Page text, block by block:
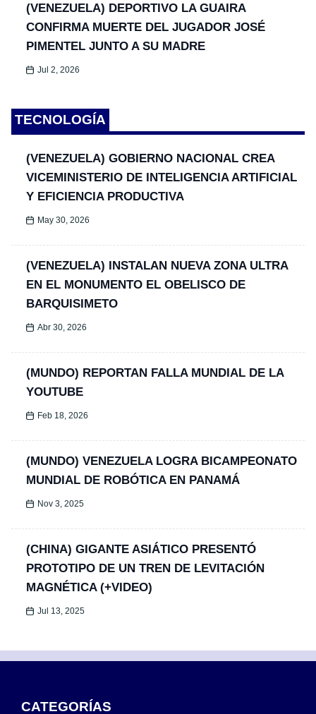
(VENEZUELA) DEPORTIVO LA GUAIRA
CONFIRMA MUERTE DEL JUGADOR JOSÉ
PIMENTEL JUNTO A SU MADRE
Jul 2, 2026
TECNOLOGÍA
(VENEZUELA) GOBIERNO NACIONAL CREA
VICEMINISTERIO DE INTELIGENCIA ARTIFICIAL
Y EFICIENCIA PRODUCTIVA
May 30, 2026
(VENEZUELA) INSTALAN NUEVA ZONA ULTRA
EN EL MONUMENTO EL OBELISCO DE
BARQUISIMETO
Abr 30, 2026
(MUNDO) REPORTAN FALLA MUNDIAL DE LA
YOUTUBE
Feb 18, 2026
(MUNDO) VENEZUELA LOGRA BICAMPEONATO
MUNDIAL DE ROBÓTICA EN PANAMÁ
Nov 3, 2025
(CHINA) GIGANTE ASIÁTICO PRESENTÓ
PROTOTIPO DE UN TREN DE LEVITACIÓN
MAGNÉTICA (+VIDEO)
Jul 13, 2025
CATEGORÍAS